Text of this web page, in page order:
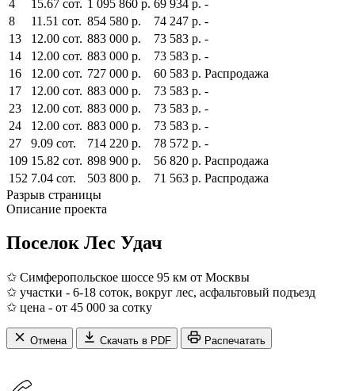
4
15.67 сот. 1 095 860 р. 69 934 р. -
8
11.51 сот. 854 580 р. 74 247 р. -
13
12.00 сот. 883 000 р. 73 583 р. -
14
12.00 сот. 883 000 р. 73 583 р. -
16
12.00 сот. 727 000 р. 60 583 р. Распродажа
17
12.00 сот. 883 000 р. 73 583 р. -
23
12.00 сот. 883 000 р. 73 583 р. -
24
12.00 сот. 883 000 р. 73 583 р. -
27
9.09 сот. 714 220 р. 78 572 р. -
109 15.82 сот. 898 900 р. 56 820 р. Распродажа
152 7.04 сот. 503 800 р. 71 563 р. Распродажа
Разрыв страницы
Описание проекта
Поселок Лес Удач
✩ Симферопольское шоссе 95 км от Москвы
✩ участки - 6-18 соток, вокруг лес, асфальтовый подъезд
✩ цена - от 45 000 за сотку
Отмена Скачать в PDF Распечатать